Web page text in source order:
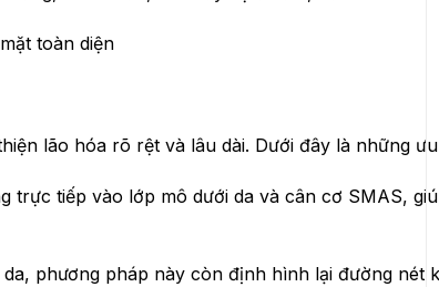
toàn diện
lão hóa rõ rệt và lâu dài. Dưới đây là những
trực tiếp vào lớp mô dưới da và cân cơ SMAS,
phương pháp này còn định hình lại đường nét